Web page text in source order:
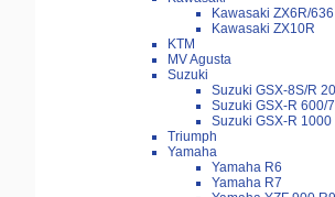
Kawasaki ZX6R/636
Kawasaki ZX10R
KTM
MV Agusta
Suzuki
Suzuki GSX-8S/R
Suzuki GSX-R 600/
Suzuki GSX-R 1000
Triumph
Yamaha
Yamaha R6
Yamaha R7